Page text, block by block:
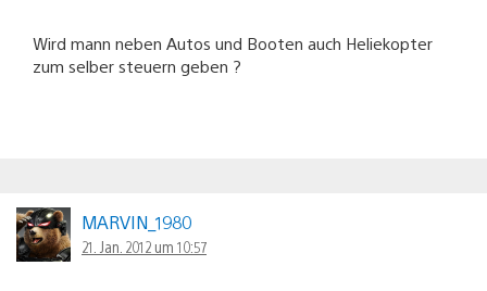
Wird mann neben Autos und Booten auch Heliekopter
zum selber steuern geben ?
MARVIN_1980
21. Jan. 2012 um 10:57